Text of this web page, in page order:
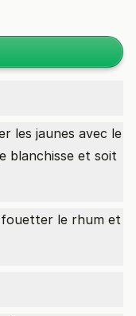
les jaunes avec le
blanchisse et soit
le rhum et